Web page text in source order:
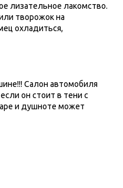
лизательное лакомство.
творожок на
охладиться,
Салон автомобиля
он стоит в тени с
и душноте может